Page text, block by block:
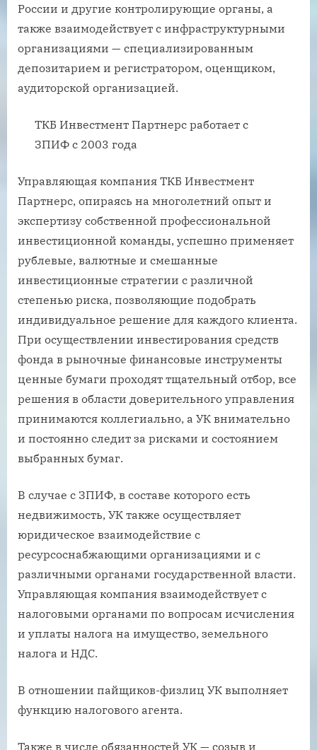
России и другие контролирующие органы, а
также взаимодействует с инфраструктурными
организациями — специализированным
депозитарием и регистратором, оценщиком,
аудиторской организацией.
ТКБ Инвестмент Партнерс работает с
ЗПИФ с 2003 года
Управляющая компания ТКБ Инвестмент
Партнерс, опираясь на многолетний опыт и
экспертизу собственной профессиональной
инвестиционной команды, успешно применяет
рублевые, валютные и смешанные
инвестиционные стратегии с различной
степенью риска, позволяющие подобрать
индивидуальное решение для каждого клиента.
При осуществлении инвестирования средств
фонда в рыночные финансовые инструменты
ценные бумаги проходят тщательный отбор, все
решения в области доверительного управления
принимаются коллегиально, а УК внимательно
и постоянно следит за рисками и состоянием
выбранных бумаг.
В случае с ЗПИФ, в составе которого есть
недвижимость, УК также осуществляет
юридическое взаимодействие с
ресурсоснабжающими организациями и с
различными органами государственной власти.
Управляющая компания взаимодействует с
налоговыми органами по вопросам исчисления
и уплаты налога на имущество, земельного
налога и НДС.
В отношении пайщиков-физлиц УК выполняет
функцию налогового агента.
Также в числе обязанностей УК — созыв и